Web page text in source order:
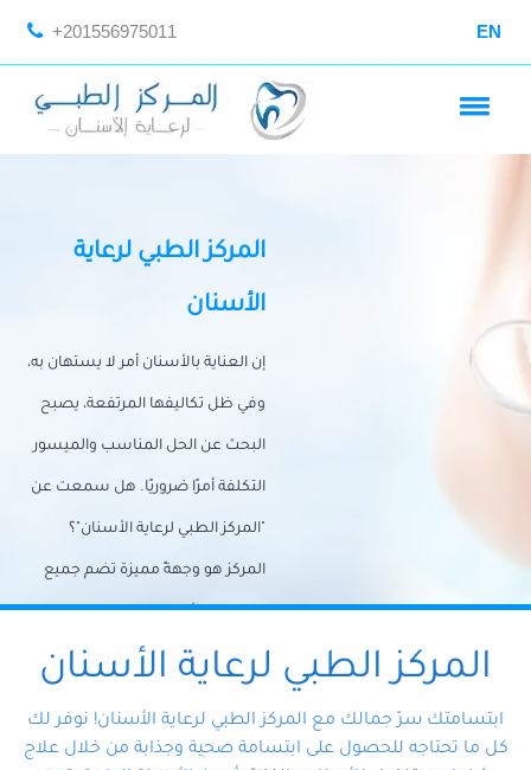
+201556975011 EN
المركز الطبي لرعاية
الأسنان
إن العناية بالأسنان أمر لا يستهان به،
وفي ظل تكاليفها المرتفعة، يصبح
البحث عن الحل المناسب والميسور
التكلفة أمرًا ضروريًا. هل سمعت عن
"المركز الطبي لرعاية الأسنان"؟
المركز هو وجهةً مميزة تضم جميع
احتياجات الأسنان تحت سقف واحد،
وتضمن لك حلاً شاملًا لجميع
المتخصص ذوي الخبرة، ستجد نفسك
المركز الطبي لرعاية الأسنان
ابتسامتك سرّ جمالك مع المركز الطبي لرعاية الأسنان! نوفر لك
كل ما تحتاجه للحصول على ابتسامة صحية وجذابة من خلال علاج